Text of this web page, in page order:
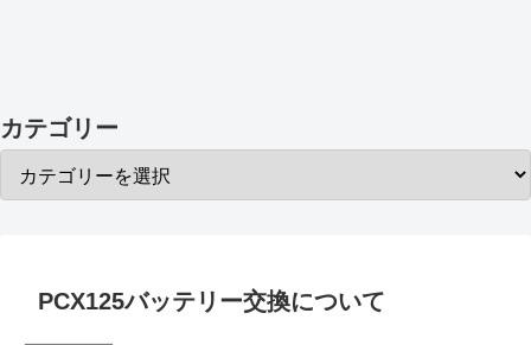
カテゴリー
PCX125バッテリー交換について